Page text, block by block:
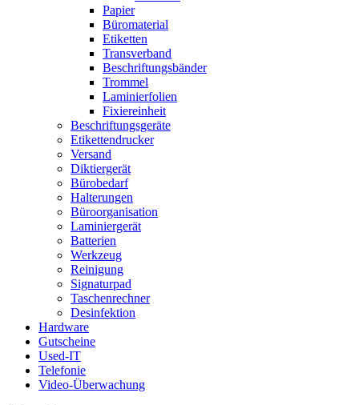
Papier
Büromaterial
Etiketten
Transverband
Beschriftungsbänder
Trommel
Laminierfolien
Fixiereinheit
Beschriftungsgeräte
Etikettendrucker
Versand
Diktiergerät
Bürobedarf
Halterungen
Büroorganisation
Laminiergerät
Batterien
Werkzeug
Reinigung
Signaturpad
Taschenrechner
Desinfektion
Hardware
Gutscheine
Used-IT
Telefonie
Video-Überwachung